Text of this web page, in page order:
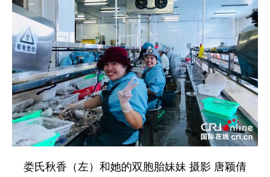
娄氏秋香（左）和她的双胞胎妹妹 摄影 唐颖倩